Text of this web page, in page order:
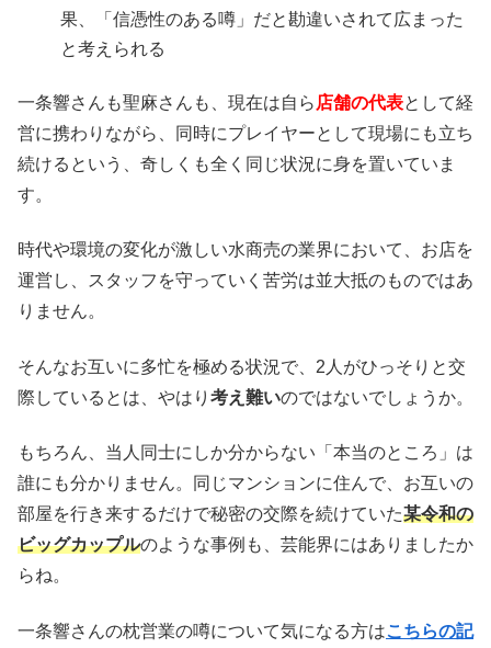
果、「信憑性のある噂」だと勘違いされて広まった
と考えられる
一条響さんも聖麻さんも、現在は自ら 店舗の代表として経
営に携わりながら、同時にプレイヤーとして現場にも立ち
続けるという、奇しくも全く同じ状況に身を置いていま
す。
時代や環境の変化が激しい水商売の業界において、お店を
運営し、スタッフを守っていく苦労は並大抵のものではあ
りません。
そんなお互いに多忙を極める状況で、2人がひっそりと交
際しているとは、やはり 考え難いのではないでしょうか。
もちろん、当人同士にしか分からない「本当のところ」は
誰にも分かりません。同じマンションに住んで、お互いの
部屋を行き来するだけで秘密の交際を続けていた某令和の
ビッグカップルのような事例も、芸能界にはありましたか
らね。
一条響さんの枕営業の噂について気になる方はこちらの記